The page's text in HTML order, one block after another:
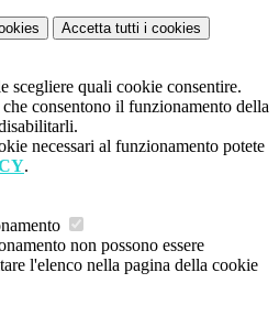
Accetta tutti i cookies
scegliere quali cookie consentire.
consentono il funzionamento della
necessari al funzionamento potete
.
non possono essere
l'elenco nella pagina della cookie